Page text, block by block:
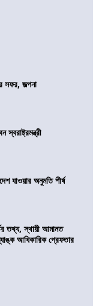
সফর, জল্পনা
যাওয়ার অনুমতি শীর্ষ
তথ্য, স্থায়ী আমানত
আধিকারিক গ্রেফতার